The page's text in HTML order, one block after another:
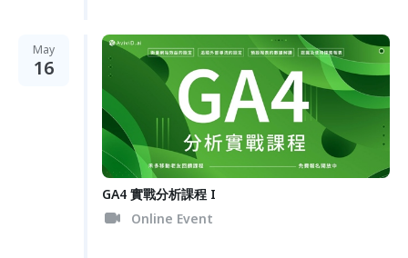
May
16
GA4 實戰分析課程 I
Online Event